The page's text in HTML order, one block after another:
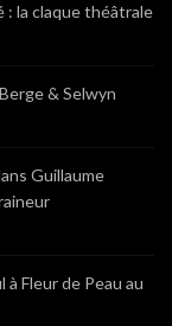
: la claque théâtrale
& Selwyn
Guillaume
à Fleur de Peau au